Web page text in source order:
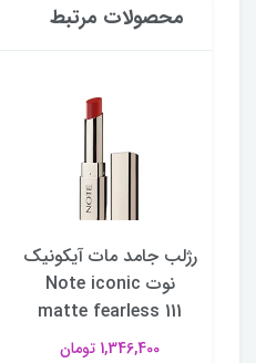
محصولات مرتبط
رژلب جامد مات آیکونیک
نوت Note iconic
matte fearless 111
1,346,400 تومان